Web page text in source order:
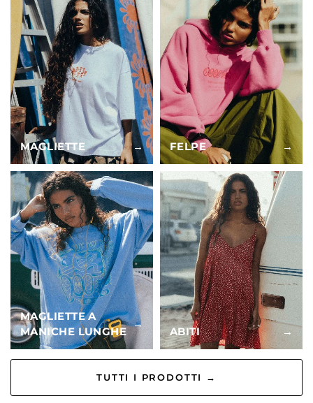
MAGLIETTE → FELPE →
MAGLIETTE A
MANICHE LUNGHE
→
ABITI →
TUTTI I PRODOTTI →